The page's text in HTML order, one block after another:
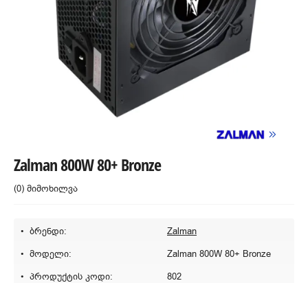
Zalman 800W 80+ Bronze
(0) მიმოხილვა
ბრენდი:
Zalman
მოდელი:
Zalman 800W 80+ Bronze
პროდუქტის კოდი:
802